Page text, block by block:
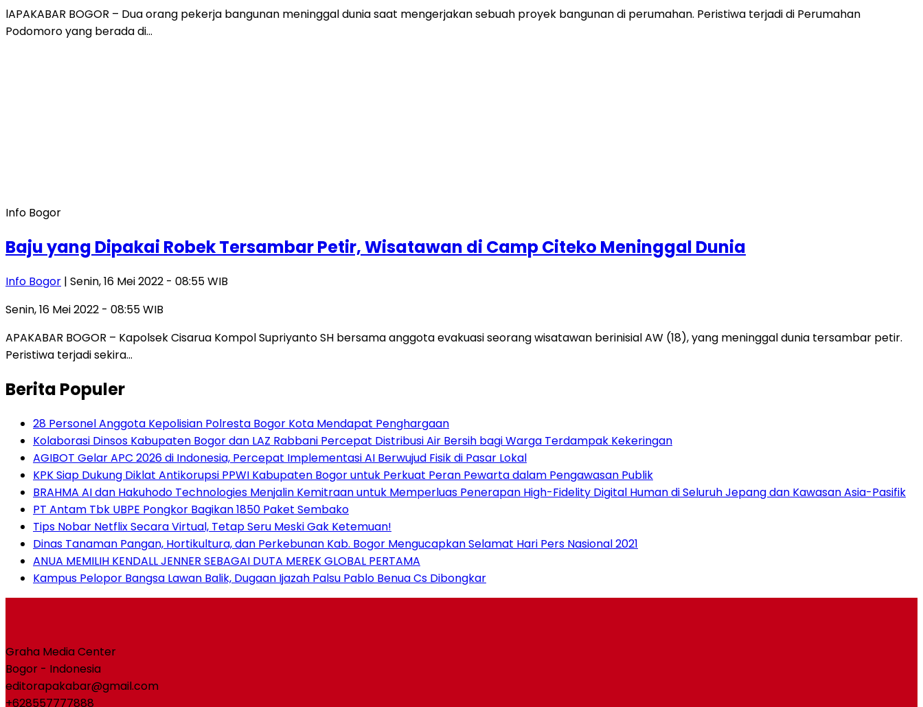
lAPAKABAR BOGOR – Dua orang pekerja bangunan meninggal dunia saat mengerjakan sebuah proyek bangunan di perumahan. Peristiwa terjadi di Perumahan
Podomoro yang berada di…
Info Bogor
Baju yang Dipakai Robek Tersambar Petir, Wisatawan di Camp Citeko Meninggal Dunia
Info Bogor | Senin, 16 Mei 2022 - 08:55 WIB
Senin, 16 Mei 2022 - 08:55 WIB
APAKABAR BOGOR – Kapolsek Cisarua Kompol Supriyanto SH bersama anggota evakuasi seorang wisatawan berinisial AW (18), yang meninggal dunia tersambar petir.
Peristiwa terjadi sekira…
Berita Populer
28 Personel Anggota Kepolisian Polresta Bogor Kota Mendapat Penghargaan
Kolaborasi Dinsos Kabupaten Bogor dan LAZ Rabbani Percepat Distribusi Air Bersih bagi Warga Terdampak Kekeringan
AGIBOT Gelar APC 2026 di Indonesia, Percepat Implementasi AI Berwujud Fisik di Pasar Lokal
KPK Siap Dukung Diklat Antikorupsi PPWI Kabupaten Bogor untuk Perkuat Peran Pewarta dalam Pengawasan Publik
BRAHMA AI dan Hakuhodo Technologies Menjalin Kemitraan untuk Memperluas Penerapan High-Fidelity Digital Human di Seluruh Jepang dan Kawasan Asia-Pasifik
PT Antam Tbk UBPE Pongkor Bagikan 1850 Paket Sembako
Tips Nobar Netflix Secara Virtual, Tetap Seru Meski Gak Ketemuan!
Dinas Tanaman Pangan, Hortikultura, dan Perkebunan Kab. Bogor Mengucapkan Selamat Hari Pers Nasional 2021
ANUA MEMILIH KENDALL JENNER SEBAGAI DUTA MEREK GLOBAL PERTAMA
Kampus Pelopor Bangsa Lawan Balik, Dugaan Ijazah Palsu Pablo Benua Cs Dibongkar
Graha Media Center
Bogor - Indonesia
editorapakabar@gmail.com
+628557777888